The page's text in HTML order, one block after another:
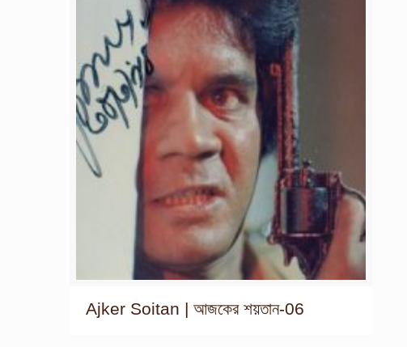
Ajker Soitan | আজকের শয়তান-06